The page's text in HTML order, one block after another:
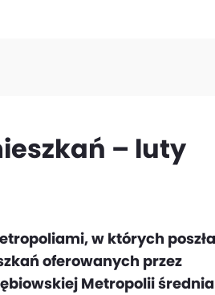
– luty
w których
oferowanych przez
Metropolii średnia